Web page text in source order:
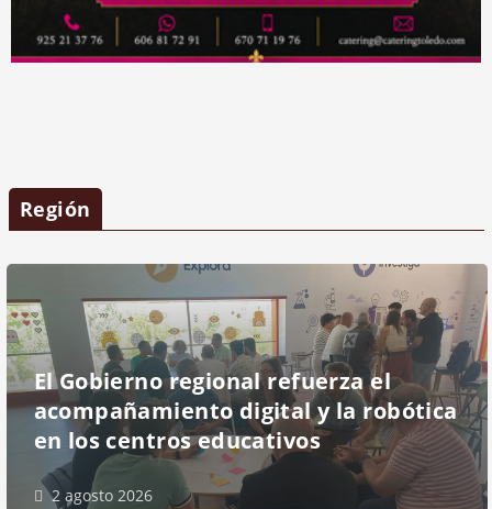
Región
El Gobierno regional refuerza el
acompañamiento digital y la robótica
en los centros educativos
2 agosto 2026